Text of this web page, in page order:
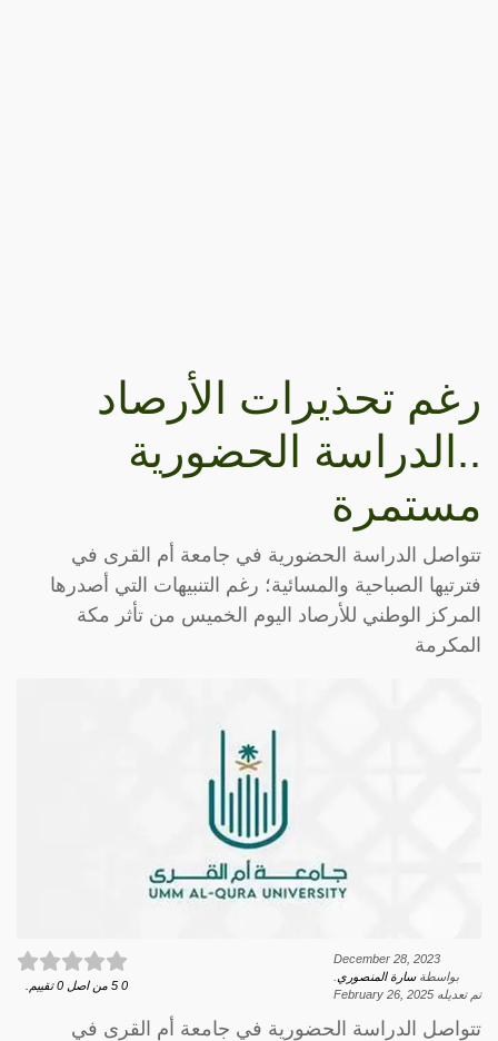
رغم تحذيرات الأرصاد
..الدراسة الحضورية
مستمرة
تتواصل الدراسة الحضورية في جامعة أم القرى في
فترتيها الصباحية والمسائية؛ رغم التنبيهات التي أصدرها
المركز الوطني للأرصاد اليوم الخميس من تأثر مكة
المكرمة
December 28, 2023
بواسطةسارة المنصوري
تم تعديله February 26, 2025
0
5 من اصل 0 تقييم.
تتواصل الدراسة الحضورية في جامعة أم القرى في